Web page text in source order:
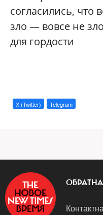
согласились, что
зло — вовсе не
для гордости
X (Twitter) Telegram